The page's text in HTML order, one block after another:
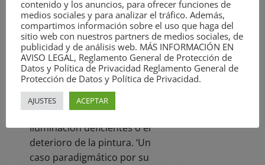
La inseguridad también se
traslada a los pasos de
peatones, donde se han
registrado atropellos
(incluido un fallecimiento
este mismo año), debido a
problemas como la escasa
visibilidad, señalización e
iluminación deficientes o el
deterioro de la pintura. ‘Un
caso paradigmático por su
contenido y los anuncios, para ofrecer funciones de
medios sociales y para analizar el tráfico. Además,
compartimos información sobre el uso que haga del
sitio web con nuestros partners de medios sociales, de
publicidad y de análisis web. MÁS INFORMACIÓN EN
AVISO LEGAL, Reglamento General de Protección de
Datos y Política de Privacidad Reglamento General de
Protección de Datos y Política de Privacidad.
AJUSTES ACEPTAR